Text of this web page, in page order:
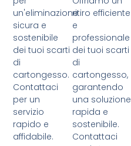
un'eliminazione
sicura e
sostenibile
dei tuoi scarti
di
cartongesso.
Contattaci
per un
servizio
rapido e
affidabile.
ritiro efficiente
e
professionale
dei tuoi scarti
di
cartongesso,
garantendo
una soluzione
rapida e
sostenibile.
Contattaci